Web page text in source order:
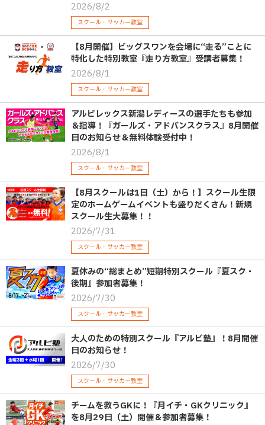
2026/8/2
スクール・サッカー教室
【8月開催】ビッグスワンを会場に“走る”ことに
特化した特別教室『走り方教室』受講者募集！
2026/8/1
スクール・サッカー教室
アルビレックス新潟レディースの選手たちも参加
＆指導！『ガールズ・アドバンスクラス』8月開催
日のお知らせ＆無料体験受付中！
2026/8/1
スクール・サッカー教室
【8月スクールは1日（土）から！】スクール生限
定のホームゲームイベントも盛りだくさん！新規
スクール生大募集！！
2026/7/31
スクール・サッカー教室
夏休みの“総まとめ”短期特別スクール『夏スク・
後期』参加者募集！
2026/7/30
スクール・サッカー教室
大人のための特別スクール『アルビ塾』！8月開催
日のお知らせ！
2026/7/30
スクール・サッカー教室
チームを救うGKに！『月イチ・GKクリニック』
を8月29日（土）開催＆参加者募集！